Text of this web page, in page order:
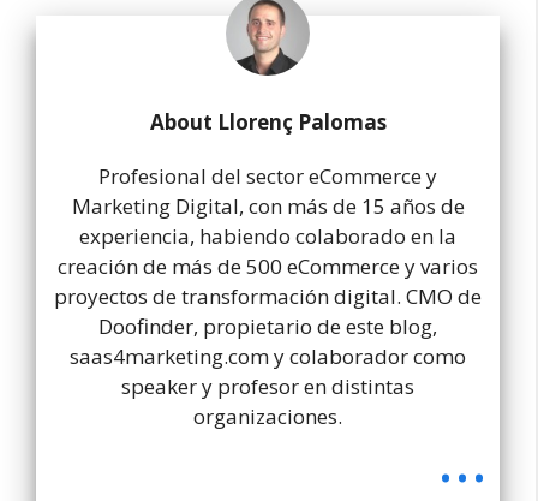
About Llorenç Palomas
Profesional del sector eCommerce y
Marketing Digital, con más de 15 años de
experiencia, habiendo colaborado en la
creación de más de 500 eCommerce y varios
proyectos de transformación digital. CMO de
Doofinder, propietario de este blog,
saas4marketing.com y colaborador como
speaker y profesor en distintas
organizaciones.
...